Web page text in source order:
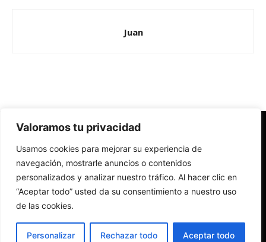
Valoramos tu privacidad
Usamos cookies para mejorar su experiencia de
navegación, mostrarle anuncios o contenidos
personalizados y analizar nuestro tráfico. Al hacer clic en
“Aceptar todo” usted da su consentimiento a nuestro uso
de las cookies.
Personalizar Rechazar todo Aceptar todo
Juan
Redes Cristianas
Una mirada alternativa sobre la Iglesia católica y la sociedad
- Colectivos de Redes Cristianas